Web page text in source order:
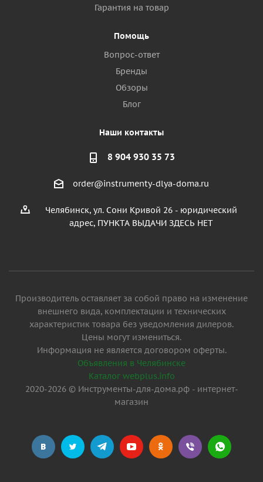
Гарантия на товар
Помощь
Вопрос-ответ
Бренды
Обзоры
Блог
Наши контакты
8 904 930 35 73
order@instrumenty-dlya-doma.ru
Челябинск, ул. Сони Кривой 26 - юридический
адрес, ПУНКТА ВЫДАЧИ ЗДЕСЬ НЕТ
Производитель оставляет за собой право на изменение
внешнего вида, комплектации и технических
характеристик товара без уведомления дилеров.
Цены могут измениться.
Информация не является договором оферты.
Объявления в Челябинске
Каталог webplus.info
2020-2026 © Инструменты-для-дома.рф - интернет-
магазин